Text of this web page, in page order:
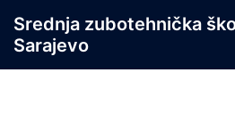
content
Srednja zubotehnička
Sarajevo